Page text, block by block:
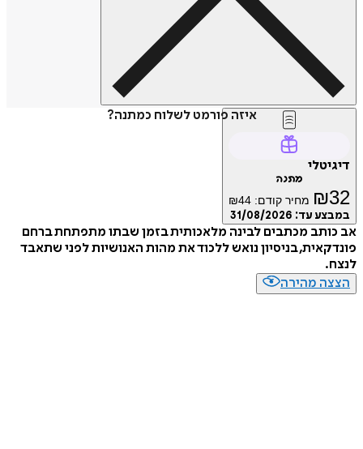
איזה פורמט לשלוח כמתנה?
דיגיטלי
מתנה
₪32 מחיר קודם: ₪44
במבצע עד: 31/08/2026
אב כותב מכתבים לבינה מלאכותית בזמן שבתו מתפתחת ברחם
פונדקאית, בניסיון נואש ללכוד את מהות האנושיות לפני שתאבד
לנצח.
הצצה מהירה